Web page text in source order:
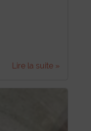
Lire la suite »